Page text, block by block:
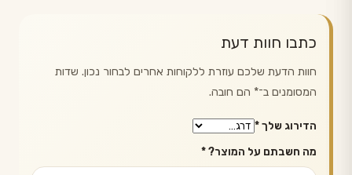
כתבו חוות דעת
חוות הדעת שלכם עוזרת ללקוחות אחרים לבחור נכון. שדות
המסומנים ב־* הם חובה.
הדירוג שלך*
מה חשבתם על המוצר?*